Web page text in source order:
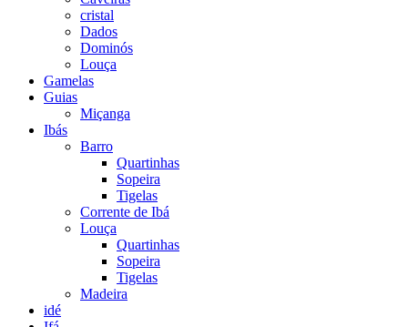
cristal
Dados
Dominós
Louça
Gamelas
Guias
Miçanga
Ibás
Barro
Quartinhas
Sopeira
Tigelas
Corrente de Ibá
Louça
Quartinhas
Sopeira
Tigelas
Madeira
idé